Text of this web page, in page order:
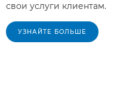
свои услуги клиентам.
УЗНАЙТЕ БОЛЬШЕ